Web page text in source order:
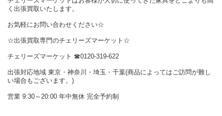
く出張買取いたします。
お気軽にお問い合わせください☆
☆出張買取専門のチェリーズマーケット☆
チェリーズマーケット ☎︎0120-319-622
出張対応地域 東京・神奈川・埼玉・千葉(商品によってはご訪問が難し
い場合もございます。)
営業 9:30～20:00 年中無休 完全予約制